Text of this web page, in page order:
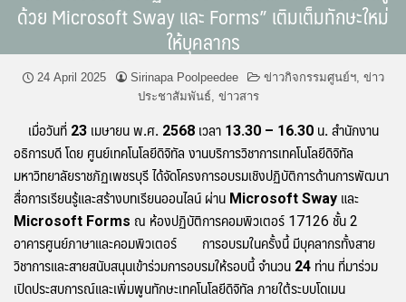
ด้วย Microsoft Sway และ Forms” เติมเต็มทักษะใหม่
ให้บุคลากร
24 April 2025 Sirinapa Poolpeedee ข่าวกิจกรรมศูนย์ฯ, ข่าว
ประชาสัมพันธ์, ข่าวสาร
เมื่อวันที่ 23 เมษายน พ.ศ. 2568 เวลา 13.30 – 16.30 น. สำนักงาน
อธิการบดี โดย ศูนย์เทคโนโลยีดิจิทัล งานบริการวิชาการเทคโนโลยีดิจิทัล
มหาวิทยาลัยราชภัฏเพชรบุรี ได้จัดโครงการอบรมเชิงปฏิบัติการด้านการพัฒนา
สื่อการเรียนรู้และสร้างบทเรียนออนไลน์ ผ่าน Microsoft Sway และ
Microsoft Forms ณ ห้องปฏิบัติการคอมพิวเตอร์ 17126 ชั้น 2
อาคารศูนย์ภาษาและคอมพิวเตอร์ การอบรมในครั้งนี้ มีบุคลากรทั้งสาย
วิชาการและสายสนับสนุนเข้าร่วมการอบรมให้รอบนี้ จำนวน 24 ท่าน ที่มาร่วม
เปิดประสบการณ์และเพิ่มพูนทักษะเทคโนโลยีดิจิทัล ภายใต้ระบบโดเมน